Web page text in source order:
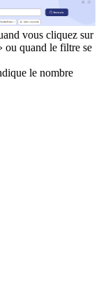
vous cliquez sur
quand le filtre se
le nombre